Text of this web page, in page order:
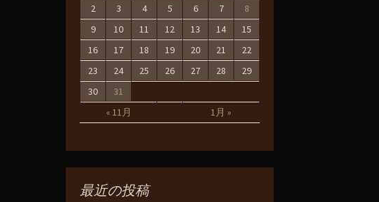
« 11月 1月 »
2
3 4 5 6 7
8
9
10 11 12 13 14
15
16
17 18 19 20 21
22
23
24 25 26 27 28
29
30
31
最近の投稿